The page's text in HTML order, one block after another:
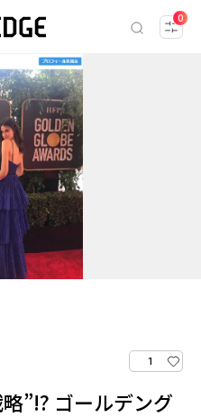
0
1
”!? ゴールデング